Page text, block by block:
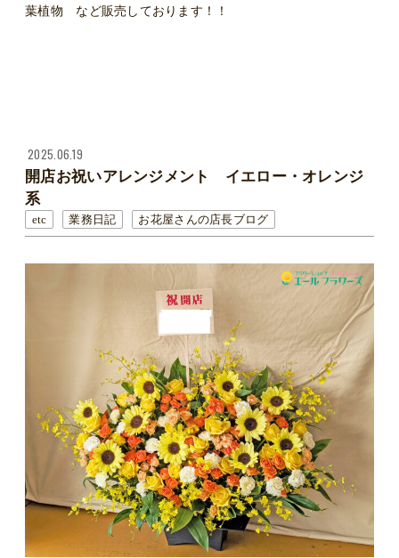
葉植物 など販売しております！！
2025.06.19
開店お祝いアレンジメント イエロー・オレンジ
系
etc 業務日記 お花屋さんの店長ブログ